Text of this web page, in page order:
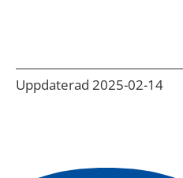
Uppdaterad 2025-02-14